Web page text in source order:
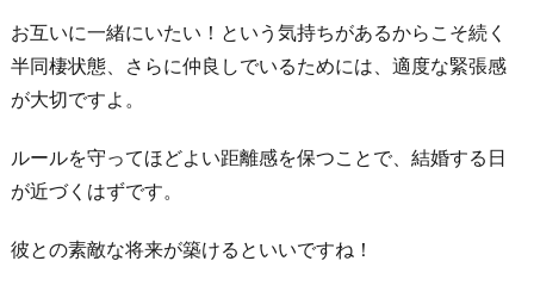
お互いに一緒にいたい！という気持ちがあるからこそ続く
半同棲状態、さらに仲良しでいるためには、適度な緊張感
が大切ですよ。
ルールを守ってほどよい距離感を保つことで、結婚する日
が近づくはずです。
彼との素敵な将来が築けるといいですね！